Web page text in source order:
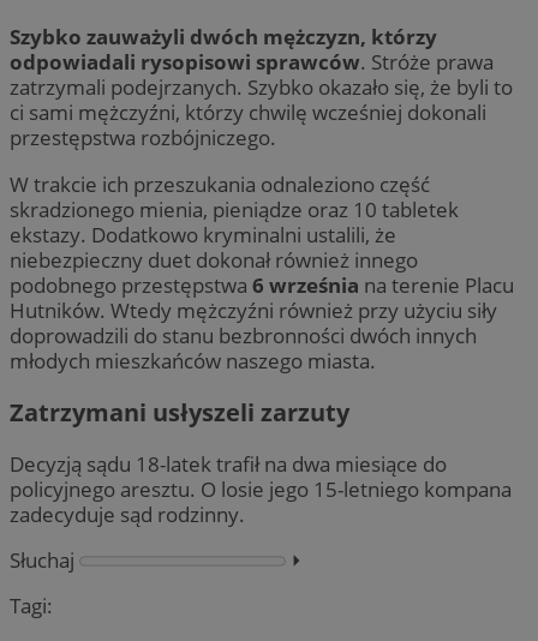
Szybko zauważyli dwóch mężczyzn, którzy
odpowiadali rysopisowi sprawców. Stróże prawa
zatrzymali podejrzanych. Szybko okazało się, że byli to
ci sami mężczyźni, którzy chwilę wcześniej dokonali
przestępstwa rozbójniczego.
W trakcie ich przeszukania odnaleziono część
skradzionego mienia, pieniądze oraz 10 tabletek
ekstazy. Dodatkowo kryminalni ustalili, że
niebezpieczny duet dokonał również innego
podobnego przestępstwa 6 września na terenie Placu
Hutników. Wtedy mężczyźni również przy użyciu siły
doprowadzili do stanu bezbronności dwóch innych
młodych mieszkańców naszego miasta.
Zatrzymani usłyszeli zarzuty
Decyzją sądu 18-latek trafił na dwa miesiące do
policyjnego aresztu. O losie jego 15-letniego kompana
zadecyduje sąd rodzinny.
Słuchaj
⏵︎
Tagi: